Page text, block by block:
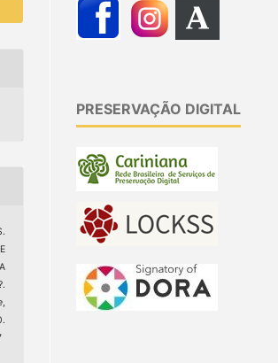
,
PRESERVAÇÃO DIGITAL